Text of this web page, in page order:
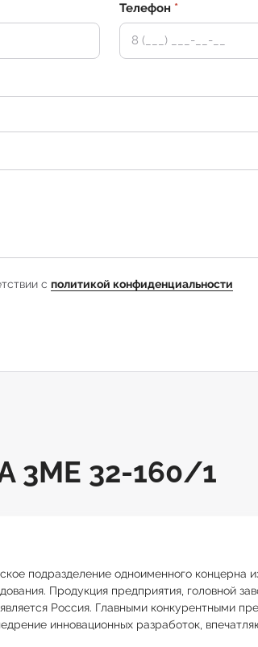
Телефон *
с политикой конфиденциальности
3ME 32-160/1
подразделение одноименного концерна
Продукция предприятия, головной
Россия. Главными конкурентными
инновационных разработок,